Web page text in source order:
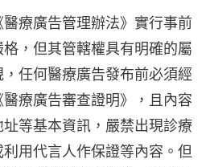
療廣告管理辦法》實行事前
，但其管轄權具有明確的屬
任何醫療廣告發布前必須經
療廣告審查證明》，且內容
等基本資訊，嚴禁出現診療
用代言人作保證等內容。但